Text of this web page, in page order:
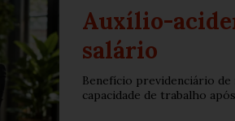
Auxílio-
salário
Benefício previdenciário de
capacidade de trabalho